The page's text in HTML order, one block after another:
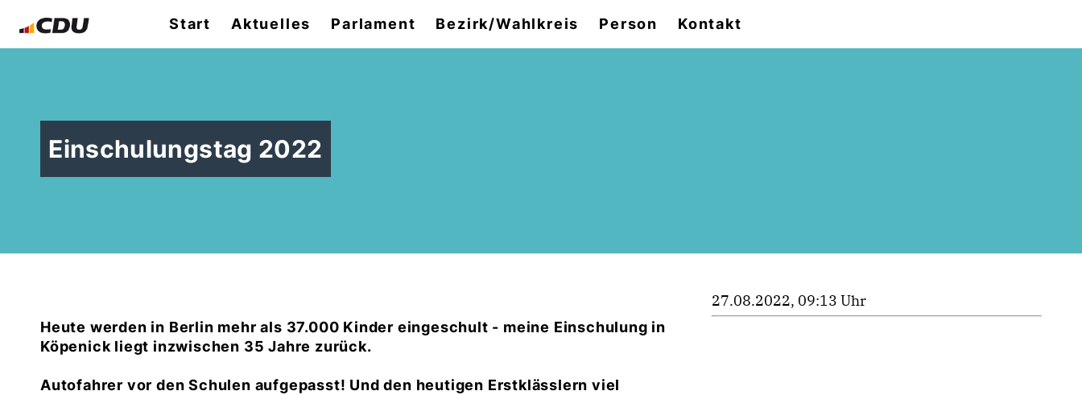
Start Aktuelles Parlament Bezirk/Wahlkreis Person Kontakt
Einschulungstag 2022
Heute werden in Berlin mehr als 37.000 Kinder eingeschult - meine Einschulung in
Köpenick liegt inzwischen 35 Jahre zurück.
Autofahrer vor den Schulen aufgepasst! Und den heutigen Erstklässlern viel
27.08.2022, 09:13 Uhr